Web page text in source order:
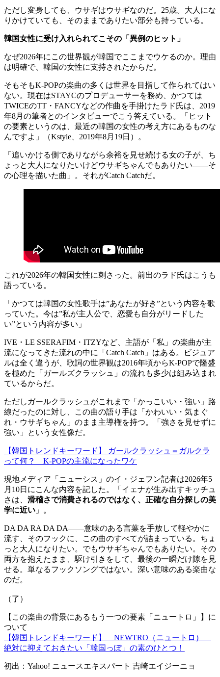
ただし変身しても、ウサギはウサギなのだ。25歳。大人にな
りかけていても、そのままでありたい部分も持っている。
韓国女性に受け入れられてこその「異例のヒット」
なぜ2026年にこの世界観が韓国でここまでウケるのか。理由
は明確で、韓国の女性に支持されたからだ。
そもそもK-POPの楽曲の多くは世界を目指して作られてはい
ない。現在はSTAYCのプロデューサーを務め、かつては
TWICEのTT・FANCYなどの作曲を手掛けたラド氏は、2019
年8月の筆者とのインタビューでこう答えている。「ヒット
の要素というのは、最近の韓国の女性の考え方にあるものな
んですよ」（Kstyle、2019年8月19日）。
「追いかける側でありながら余裕を見せ続ける女の子が、ち
ょっと大人になりたいけどウサギちゃんでもありたい——そ
の心理を描いた曲」。それがCatch Catchだ。
これが2026年の韓国女性に刺さった。前出のラド氏はこうも
語っている。
「かつては韓国の女性歌手は”あなたが好き”という内容を歌
っていた。今は”私が主人公で、恋愛も自分がリードした
い”という内容が多い」
IVE・LE SSERAFIM・ITZYなど、主語が「私」の楽曲が主
流になってきた流れの中に「Catch Catch」はある。ビジュア
ルは全く違うが、歌詞の世界観は2016年頃からK-POPで隆盛
を極めた「ガールズクラッシュ」の流れも多少は組み込まれ
ているからだ。
ただしガールクラッシュがこれまで「かっこいい・強い」路
線だったのに対し、この曲の語り手は「かわいい・気まぐ
れ・ウサギちゃん」のまま主導権を持つ。「強さを見せずに
強い」という女性像だ。
【韓国トレンドキーワード】 ガールクラッシュ＝ガルクラ
って何？ K-POPの主流になったワケ
現地メディア「ニューシス」のイ・ジェフン記者は2026年5
月10日にこんな内容を記した。「イェナが生み出すキッチュ
さは、 滑稽さで消費されるのではなく、正確な自分探しの美
学に近い 」。
DA DA RA DA DA——意味のある言葉を手放して軽やかに
流す、そのフックに、この曲のすべてが詰まっている。ちょ
っと大人になりたい。でもウサギちゃんでもありたい。その
両方を抱えたまま、駆け引きをして、最後の一瞬だけ隙を見
せる。単なるフックソングではない。深い意味のある楽曲な
のだ。
（了）
【この楽曲の背景にあるもう一つの要素「ニュートロ」】に
ついて
【韓国トレンドキーワード】 NEWTRO（ニュートロ）
絶対に抑えておきたい「韓国っぽ」の素のひとつ！
初出：Yahoo! ニュースエキスパート 吉崎エイジーニョ